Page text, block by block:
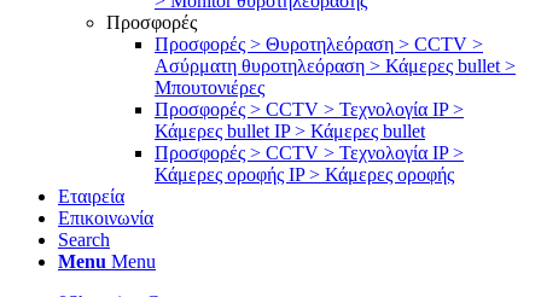
Προσφορές
Προσφορές > Θυροτηλεόραση > CCTV >
Ασύρματη θυροτηλεόραση > Κάμερες bullet >
Μπουτονιέρες
Προσφορές > CCTV > Τεχνολογία IP >
Κάμερες bullet IP > Κάμερες bullet
Προσφορές > CCTV > Τεχνολογία IP >
Κάμερες οροφής IP > Κάμερες οροφής
Εταιρεία
Επικοινωνία
Search
Menu Menu